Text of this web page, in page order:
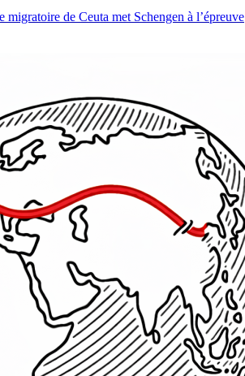
migratoire de Ceuta met Schengen à l’épreuve